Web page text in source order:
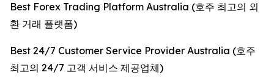
Best Forex Trading Platform Australia (호주 최고의 외
환 거래 플랫폼)
Best 24/7 Customer Service Provider Australia (호주
최고의 24/7 고객 서비스 제공업체)